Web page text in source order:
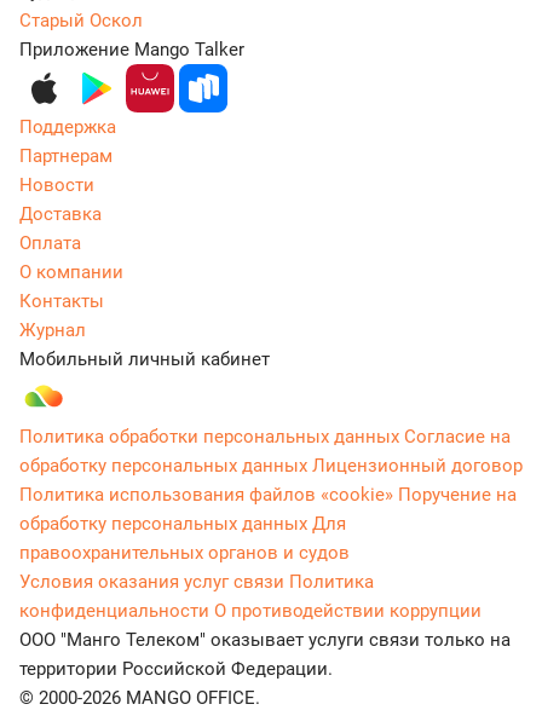
Старый Оскол
Приложение Mango Talker
Поддержка
Партнерам
Новости
Доставка
Оплата
О компании
Контакты
Журнал
Мобильный личный кабинет
Политика обработки персональных данных Согласие на
обработку персональных данных Лицензионный договор
Политика использования файлов «cookie» Поручение на
обработку персональных данных Для
правоохранительных органов и судов
Условия оказания услуг связи Политика
конфиденциальности О противодействии коррупции
ООО "Манго Телеком" оказывает услуги связи только на
территории Российской Федерации.
© 2000-2026 MANGO OFFICE.